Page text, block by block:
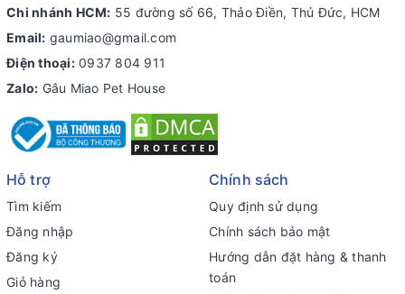
Chi nhánh HCM: 55 đường số 66, Thảo Điền, Thủ Đức, HCM
Email: gaumiao@gmail.com
Điện thoại: 0937 804 911
Zalo: Gâu Miao Pet House
Hỗ trợ
Tìm kiếm
Đăng nhập
Đăng ký
Giỏ hàng
Chính sách
Quy định sử dụng
Chính sách bảo mật
Hướng dẫn đặt hàng & thanh
toán